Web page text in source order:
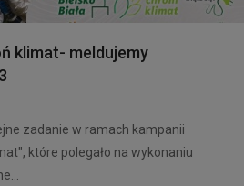
klimat- meldujemy
zadanie w ramach kampanii
które polegało na wykonaniu